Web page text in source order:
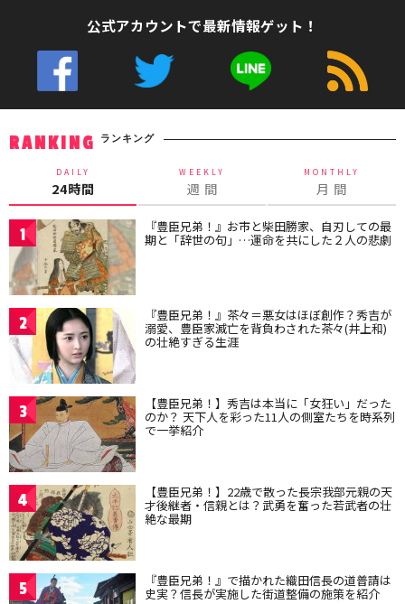
公式アカウントで最新情報ゲット！
RANKING ランキング
DAILY
24時間
WEEKLY
週 間
MONTHLY
月 間
1 『豊臣兄弟！』お市と柴田勝家、自刃しての最
期と「辞世の句」…運命を共にした２人の悲劇
2 『豊臣兄弟！』茶々＝悪女はほぼ創作？秀吉が
溺愛、豊臣家滅亡を背負わされた茶々(井上和)
の壮絶すぎる生涯
3 【豊臣兄弟！】秀吉は本当に「女狂い」だった
のか？ 天下人を彩った11人の側室たちを時系列
で一挙紹介
4 【豊臣兄弟！】22歳で散った長宗我部元親の天
才後継者・信親とは？武勇を奮った若武者の壮
絶な最期
5 『豊臣兄弟！』で描かれた織田信長の道普請は
史実？信長が実施した街道整備の施策を紹介